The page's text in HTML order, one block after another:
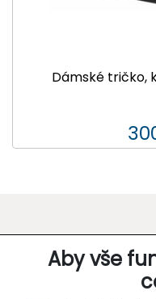
Aby vše
Dámské tričko,
O SPOLEČNOSTI